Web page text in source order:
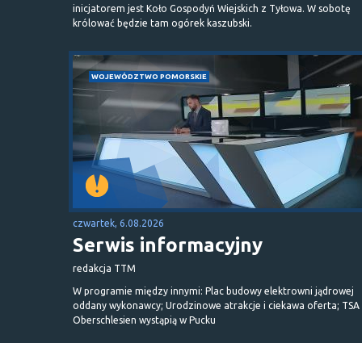
inicjatorem jest Koło Gospodyń Wiejskich z Tyłowa. W sobotę
królować będzie tam ogórek kaszubski.
WOJEWÓDZTWO POMORSKIE
czwartek, 6.08.2026
Serwis informacyjny
redakcja TTM
W programie między innymi: Plac budowy elektrowni jądrowej
oddany wykonawcy; Urodzinowe atrakcje i ciekawa oferta; TSA
Oberschlesien wystąpią w Pucku